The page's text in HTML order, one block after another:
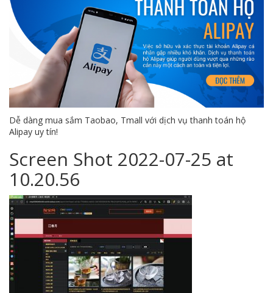
Dễ dàng mua sắm Taobao, Tmall với dịch vụ thanh toán hộ
Alipay uy tín!
Screen Shot 2022-07-25 at
10.20.56